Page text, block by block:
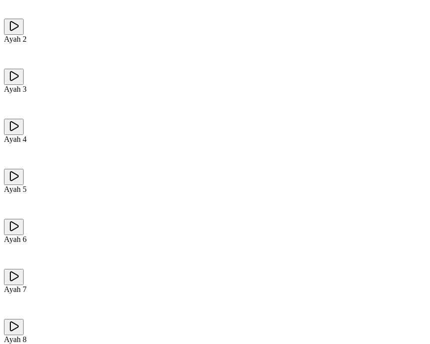
Ayah 2
Ayah 3
Ayah 4
Ayah 5
Ayah 6
Ayah 7
Ayah 8